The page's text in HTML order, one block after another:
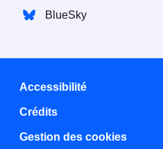
BlueSky
Accessibilité
Crédits
Gestion des cookies